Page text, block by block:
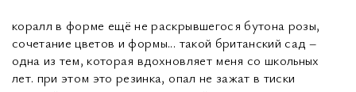
коралл в форме ещё не раскрывшегося бутона розы,
сочетание цветов и формы... такой британский сад –
одна из тем, которая вдохновляет меня со школьных
лет. при этом это резинка, опал не зажат в тиски